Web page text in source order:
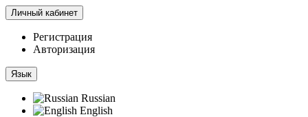
Личный кабинет
Регистрация
Авторизация
Язык
Russian
English